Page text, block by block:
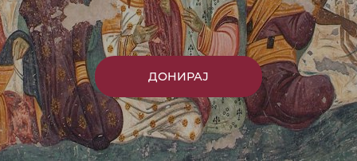
ДОНИРАЈ